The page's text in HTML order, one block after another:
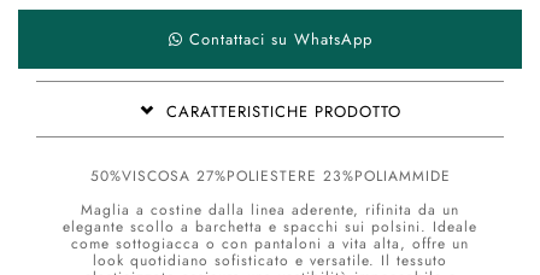
Contattaci su WhatsApp
CARATTERISTICHE PRODOTTO
50%VISCOSA 27%POLIESTERE 23%POLIAMMIDE
Maglia a costine dalla linea aderente, rifinita da un
elegante scollo a barchetta e spacchi sui polsini. Ideale
come sottogiacca o con pantaloni a vita alta, offre un
look quotidiano sofisticato e versatile. Il tessuto